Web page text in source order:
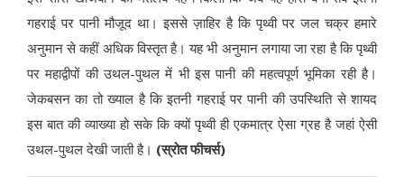
गहराई पर पानी मौजूद था। इससे ज़ाहिर है कि पृथ्वी पर जल चक्र हमारे
अनुमान से कहीं अधिक विस्तृत है। यह भी अनुमान लगाया जा रहा है कि पृथ्वी
पर महाद्वीपों की उथल-पुथल में भी इस पानी की महत्वपूर्ण भूमिका रही है।
जेकबसन का तो ख्याल है कि इतनी गहराई पर पानी की उपस्थिति से शायद
इस बात की व्याख्या हो सके कि क्यों पृथ्वी ही एकमात्र ऐसा ग्रह है जहां ऐसी
उथल-पुथल देखी जाती है। (स्रोत फीचर्स)